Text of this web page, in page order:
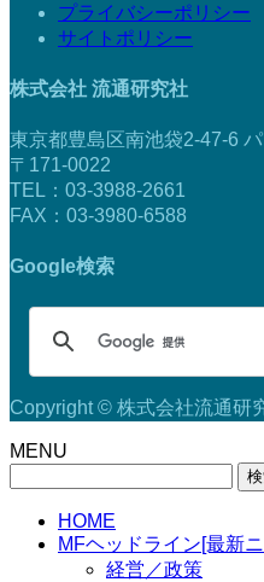
プライバシーポリシー
サイトポリシー
株式会社 流通研究社
東京都豊島区南池袋2-47-6
〒171-0022
TEL：03-3988-2661
FAX：03-3980-6588
Google検索
Copyright © 株式会社流通研
MENU
HOME
MFヘッドライン[最新
経営／政策